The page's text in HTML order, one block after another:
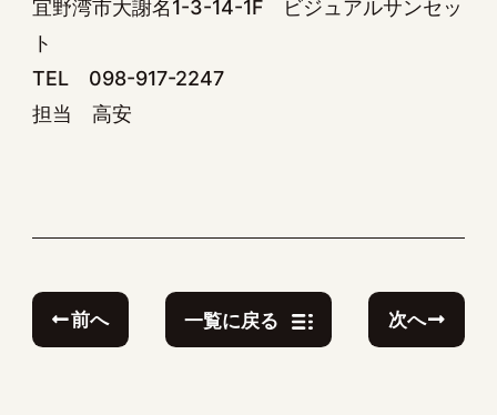
宜野湾市大謝名1-3-14-1F ビジュアルサンセッ
ト
TEL 098-917-2247
担当 高安
前へ 一覧に戻る 次へ